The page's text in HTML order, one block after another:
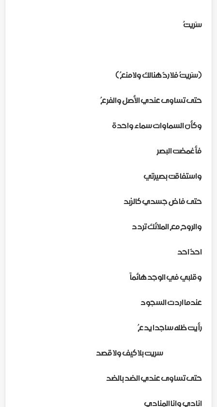
سَريتُ
(سَريتُ فلا ردٌ هنالك ولا منعُ )
حتى تساوى عندي الأصل والفرعُ
وكأن السماوات سماء واحدة
فأغمضت البصر
واستفاقت بصيرتي
حتى فاض جسدي كالزبد
والروح مع الملائك تردد
احدٌ احد
وقلبي في الوجد هائماً
عندما اردت السجود
رأيت ظله ساجدا يدعُ
سريت بلا كيف ولا قصد
حتى تساوى عندي الضد بالضد
انادي وانا المنادي